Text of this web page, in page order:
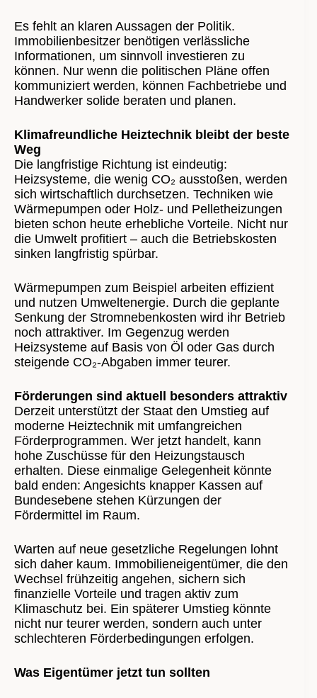
Es fehlt an klaren Aussagen der Politik.
Immobilienbesitzer benötigen verlässliche
Informationen, um sinnvoll investieren zu
können. Nur wenn die politischen Pläne offen
kommuniziert werden, können Fachbetriebe und
Handwerker solide beraten und planen.
Klimafreundliche Heiztechnik bleibt der beste
Weg
Die langfristige Richtung ist eindeutig:
Heizsysteme, die wenig CO₂ ausstoßen, werden
sich wirtschaftlich durchsetzen. Techniken wie
Wärmepumpen oder Holz- und Pelletheizungen
bieten schon heute erhebliche Vorteile. Nicht nur
die Umwelt profitiert – auch die Betriebskosten
sinken langfristig spürbar.
Wärmepumpen zum Beispiel arbeiten effizient
und nutzen Umweltenergie. Durch die geplante
Senkung der Stromnebenkosten wird ihr Betrieb
noch attraktiver. Im Gegenzug werden
Heizsysteme auf Basis von Öl oder Gas durch
steigende CO₂-Abgaben immer teurer.
Förderungen sind aktuell besonders attraktiv
Derzeit unterstützt der Staat den Umstieg auf
moderne Heiztechnik mit umfangreichen
Förderprogrammen. Wer jetzt handelt, kann
hohe Zuschüsse für den Heizungstausch
erhalten. Diese einmalige Gelegenheit könnte
bald enden: Angesichts knapper Kassen auf
Bundesebene stehen Kürzungen der
Fördermittel im Raum.
Warten auf neue gesetzliche Regelungen lohnt
sich daher kaum. Immobilieneigentümer, die den
Wechsel frühzeitig angehen, sichern sich
finanzielle Vorteile und tragen aktiv zum
Klimaschutz bei. Ein späterer Umstieg könnte
nicht nur teurer werden, sondern auch unter
schlechteren Förderbedingungen erfolgen.
Was Eigentümer jetzt tun sollten